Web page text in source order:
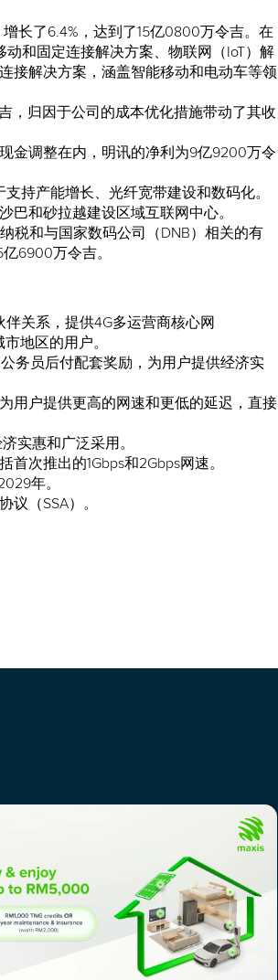
长了6.4%，达到了15亿0800万令吉。在
和固定连接解决方案、物联网（IoT）解
接解决方案，涵盖智能移动和电动车等领
，归因于公司的成本优化措施带动了其收
金调整在内，明讯的净利为9亿9200万令
持产能增长、光纤宽带建设和数码化。
巴和砂拉越建设区域互联网中心。
税和与国家数码公司（DNB）相关的有
6900万令吉。
伴关系，提供4G多运营商核心网
地区的用户。
务员后付配套奖励，为用户提供经济实
用户提供更高的网速和更低的延迟，直接
实惠和广泛采用。
次推出的1Gbps和2Gbps网速。
年。
（SSA）。